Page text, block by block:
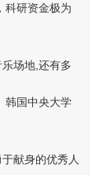
研资金极为
场地,还有多
韩国中央大学
献身的优秀人